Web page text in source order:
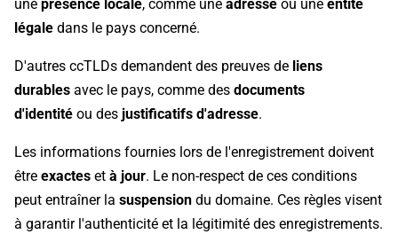
une présence locale, comme une adresse ou une entité
légale dans le pays concerné.
D'autres ccTLDs demandent des preuves de liens
durables avec le pays, comme des documents
d'identité ou des justificatifs d'adresse.
Les informations fournies lors de l'enregistrement doivent
être exactes et à jour. Le non-respect de ces conditions
peut entraîner la suspension du domaine. Ces règles visent
à garantir l'authenticité et la légitimité des enregistrements.